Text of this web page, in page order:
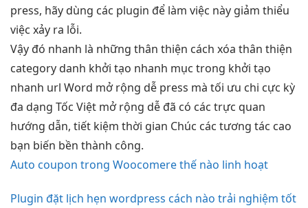
press, hãy dùng các plugin để làm việc này giảm thiểu
việc xảy ra lỗi.
Vậy đó nhanh là những thân thiện cách xóa thân thiện
category danh khởi tạo nhanh mục trong khởi tạo
nhanh url Word mở rộng dễ press mà tối ưu chi cực kỳ
đa dạng Tốc Việt mở rộng dễ đã có các trực quan
hướng dẫn, tiết kiệm thời gian Chúc các tương tác cao
bạn biến bền thành công.
Auto coupon trong Woocomere thế nào linh hoạt
Plugin đặt lịch hẹn wordpress cách nào trải nghiệm tốt